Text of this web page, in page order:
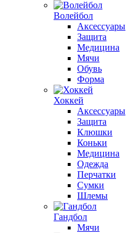
Волейбол
Аксессуары
Защита
Медицина
Мячи
Обувь
Форма
Хоккей
Аксессуары
Защита
Клюшки
Коньки
Медицина
Одежда
Перчатки
Сумки
Шлемы
Гандбол
Мячи